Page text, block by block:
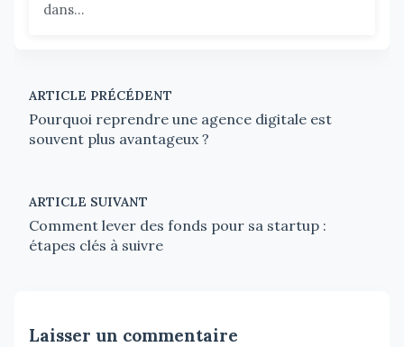
dans...
ARTICLE PRÉCÉDENT
Pourquoi reprendre une agence digitale est
souvent plus avantageux ?
ARTICLE SUIVANT
Comment lever des fonds pour sa startup :
étapes clés à suivre
Laisser un commentaire